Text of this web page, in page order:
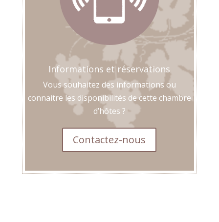
Informations et réservations
Vous souhaitez des informations ou
connaitre les disponibilités de cette chambre
d’hôtes ?
Contactez-nous